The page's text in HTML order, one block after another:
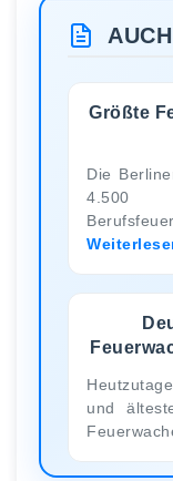
Größte
Die
4.500
und